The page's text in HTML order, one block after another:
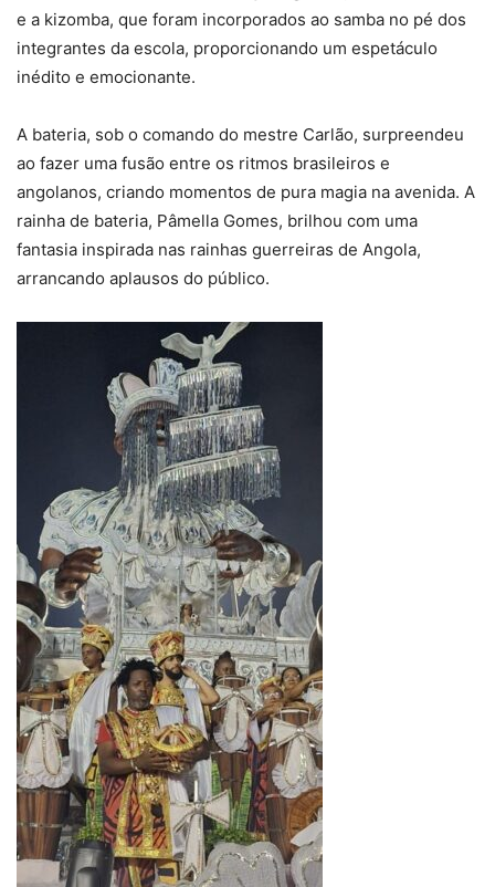
e a kizomba, que foram incorporados ao samba no pé dos
integrantes da escola, proporcionando um espetáculo
inédito e emocionante.
A bateria, sob o comando do mestre Carlão, surpreendeu
ao fazer uma fusão entre os ritmos brasileiros e
angolanos, criando momentos de pura magia na avenida. A
rainha de bateria, Pâmella Gomes, brilhou com uma
fantasia inspirada nas rainhas guerreiras de Angola,
arrancando aplausos do público.